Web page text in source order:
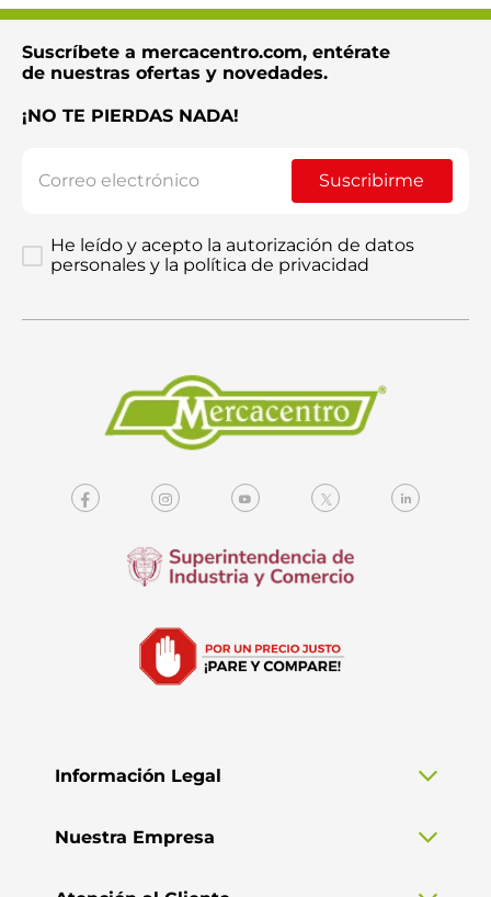
Suscríbete a mercacentro.com, entérate
de nuestras ofertas y novedades.
¡NO TE PIERDAS NADA!
Suscribirme
He leído y acepto la autorización de datos
personales y la política de privacidad
Información Legal
Nuestra Empresa